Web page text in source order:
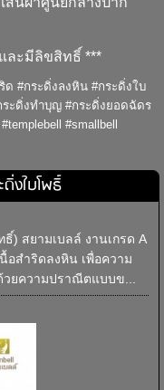
ละมีลิขสิทธิ์ ***
ด #กระดิ่งลงหิน #กระดิ่งใบ
ะดิ่งทำบุญ #กระดิ่งยอดฉัดร
#smallbell
งใบโพธิ์
) สยามเบลล์ งานเกรด A
อสำริดลงหิน เพื่อความ
วยความปราณีตแบบข...